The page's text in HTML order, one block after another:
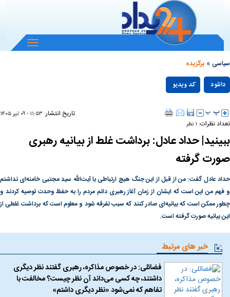
باز
و
سیاسی » برگزیده
کد ویدیو دانلود
تاریخ انتشار: ۱۱:۵۳ - ۰۹ تير ۱۴۰۵
تعداد نظرات: ۱ نظر
ببینید| حداد عادل: برداشت غلط از بیانیه رهبری
صورت گرفته
حداد عادل گفت: من از قبل از این جنگ هیچ ارتباطی با آیت‌الله سید مجتبی خامنه‌ای نداشتم
و فهم من این است که ایشان از زمان آغاز رهبری دائم مردم را به حفظ وحدت توصیه کردند و
چطور ممکن است که بیانیه‌ای صادر کنند که سبب تفرقه شود و معلوم است که برداشت غلطی از
این بیانیه صورت گرفته است.
خبر های مرتبط
فضائلی: در خصوص مذاکره، رهبری گفتند نظر دیگری
داشتند، چه کسی می‌داند آن نظر چیست؟ مخالفت با
تفاهم که نمی‌شود «نظر دیگری داشتم»